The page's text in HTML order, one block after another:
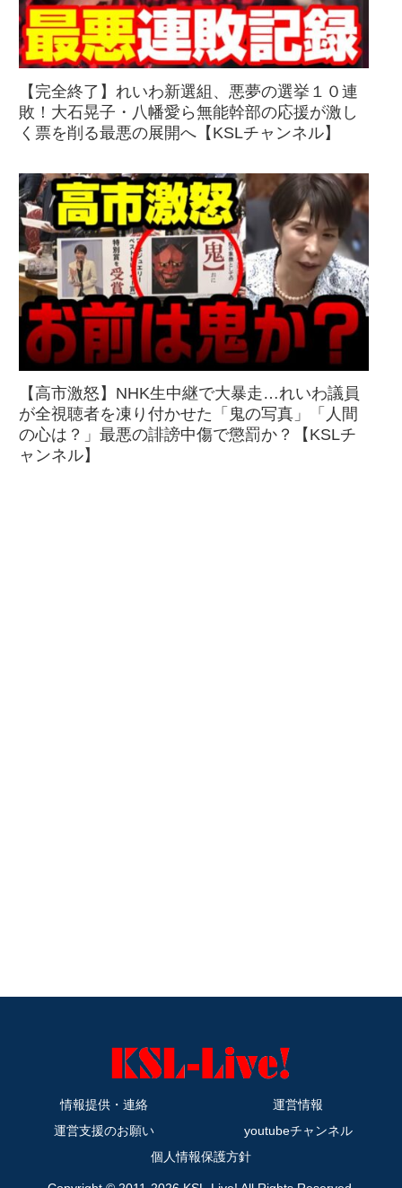
【完全終了】れいわ新選組、悪夢の選挙１０連
敗！大石晃子・八幡愛ら無能幹部の応援が激し
く票を削る最悪の展開へ【KSLチャンネル】
【高市激怒】NHK生中継で大暴走…れいわ議員
が全視聴者を凍り付かせた「鬼の写真」「人間
の心は？」最悪の誹謗中傷で懲罰か？【KSLチ
ャンネル】
情報提供・連絡
運営情報
運営支援のお願い
youtubeチャンネル
個人情報保護方針